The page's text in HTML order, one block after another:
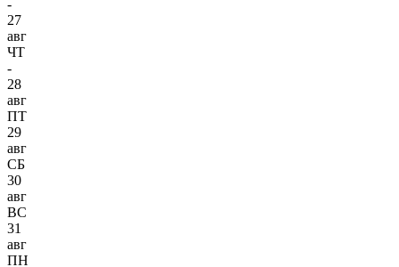
-
27
авг
ЧТ
-
28
авг
ПТ
29
авг
СБ
30
авг
ВС
31
авг
ПН